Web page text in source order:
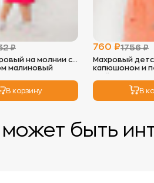
₽
на молнии с
малиновый
В корзину
760 ₽1756 ₽
Махровый
капюшоном и
В
быть